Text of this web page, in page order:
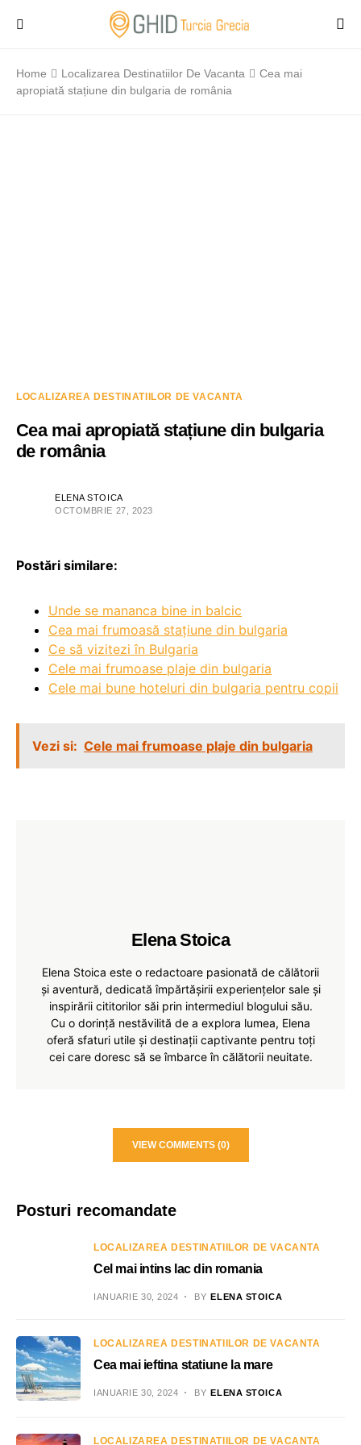
Home Localizarea Destinatiilor De Vacanta
Cea mai
apropiată stațiune din bulgaria de românia
LOCALIZAREA DESTINATIILOR DE VACANTA
Cea mai apropiată stațiune din bulgaria
de românia
ELENA STOICA
OCTOMBRIE 27, 2023
Postări similare:
Unde se mananca bine in balcic
Cea mai frumoasă stațiune din bulgaria
Ce să vizitezi în Bulgaria
Cele mai frumoase plaje din bulgaria
Cele mai bune hoteluri din bulgaria pentru copii
Vezi si: Cele mai frumoase plaje din bulgaria
Elena Stoica
Elena Stoica este o redactoare pasionată de călătorii
și aventură, dedicată împărtășirii experiențelor sale și
inspirării cititorilor săi prin intermediul blogului său.
Cu o dorință nestăvilită de a explora lumea, Elena
oferă sfaturi utile și destinații captivante pentru toți
cei care doresc să se îmbarce în călătorii neuitate.
VIEW COMMENTS (0)
Posturi recomandate
LOCALIZAREA DESTINATIILOR DE VACANTA
Cel mai intins lac din romania
IANUARIE 30, 2024 BY ELENA STOICA
LOCALIZAREA DESTINATIILOR DE VACANTA
Cea mai ieftina statiune la mare
IANUARIE 30, 2024 BY ELENA STOICA
LOCALIZAREA DESTINATIILOR DE VACANTA